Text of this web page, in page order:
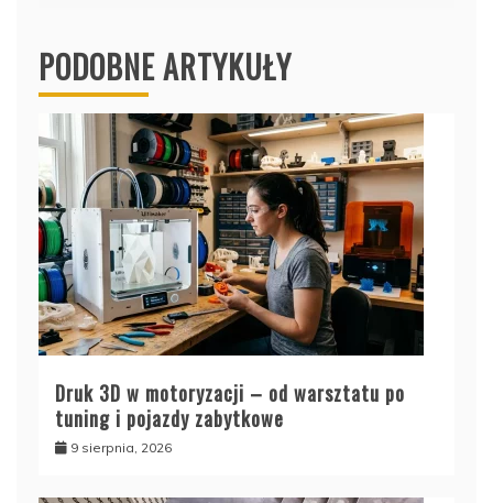
PODOBNE ARTYKUŁY
Druk 3D w motoryzacji – od warsztatu po
tuning i pojazdy zabytkowe
9 sierpnia, 2026